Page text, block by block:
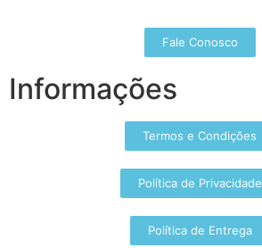
Fale Conosco
Informações
Termos e Condições
Política de Privacidade
Política de Entrega